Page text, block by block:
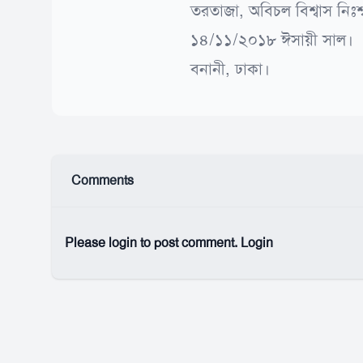
তরতাজা, অবিচল বিশ্বাস
১৪/১১/২০১৮ ঈসায়ী সাল।
বনানী, ঢাকা।
Comments
Please login to post comment. Login